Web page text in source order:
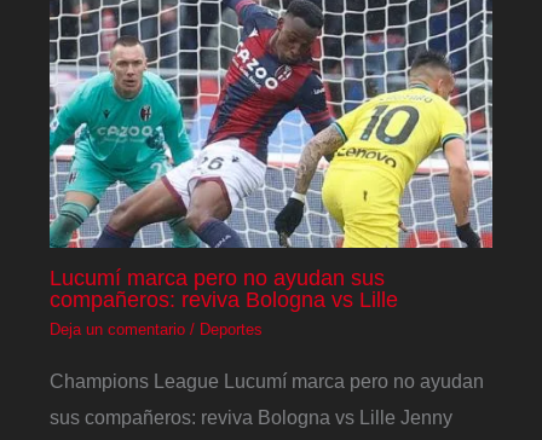
Lucumí marca pero no ayudan sus
compañeros: reviva Bologna vs Lille
Deja un comentario / Deportes
Champions League Lucumí marca pero no ayudan
sus compañeros: reviva Bologna vs Lille Jenny